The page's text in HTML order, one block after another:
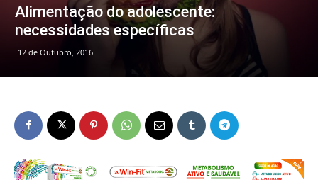
Alimentação do adolescente:
necessidades específicas
12 de Outubro, 2016